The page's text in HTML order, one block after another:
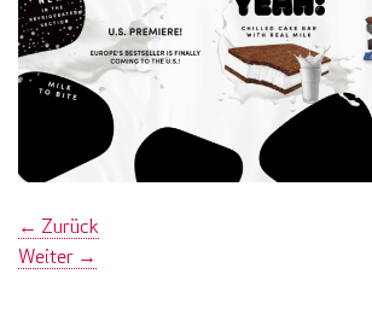
← Zurück
Weiter →